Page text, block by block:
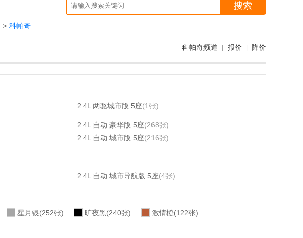
搜索
> 科帕奇
科帕奇频道 报价 降价
2.4L 两驱城市版 5座(1张)
2.4L 自动 豪华版 5座(268张)
2.4L 自动 城市版 5座(216张)
2.4L 自动 城市导航版 5座(4张)
星月银(252张) 旷夜黑(240张)
激情橙(122张)